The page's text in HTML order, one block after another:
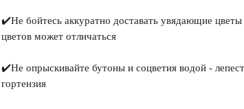
✔️Не бойтесь аккуратно доставать увядающие
цветов может отличаться
✔️Не опрыскивайте бутоны и соцветия водой -
гортензия